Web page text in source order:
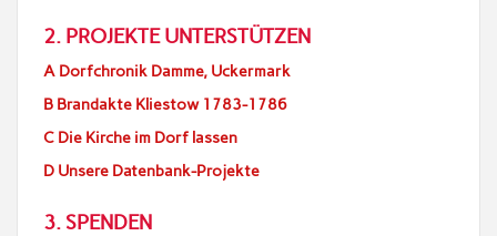
2. PROJEKTE UNTERSTÜTZEN
A Dorfchronik Damme, Uckermark
B Brandakte Kliestow 1783-1786
C Die Kirche im Dorf lassen
D Unsere Datenbank-Projekte
3. SPENDEN